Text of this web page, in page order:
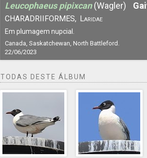
Leucophaeus pipixcan (Wagler)
CHARADRIIFORMES, Laridae
Em plumagem nupcial.
Canada, Saskatchewan, North Battleford.
22/06/2023
TODAS DESTE ÁLBUM